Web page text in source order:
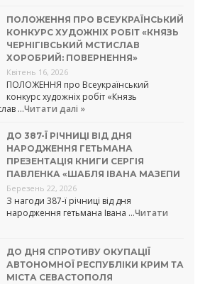
ПОЛОЖЕННЯ ПРО ВСЕУКРАЇНСЬКИЙ
КОНКУРС ХУДОЖНІХ РОБІТ «КНЯЗЬ
ЧЕРНІГІВСЬКИЙ МСТИСЛАВ
ХОРОБРИЙ: ПОВЕРНЕННЯ»
Квітень 16, 2026
ПОЛОЖЕННЯ про Всеукраїнський
конкурс художніх робіт «Князь
…Читати далі »
ДО 387-Ї РІЧНИЦІ ВІД ДНЯ
НАРОДЖЕННЯ ГЕТЬМАНА
ПРЕЗЕНТАЦІЯ КНИГИ СЕРГІЯ
ПАВЛЕНКА «ШАБЛЯ ІВАНА МАЗЕПИ
Березень 22, 2026
З нагоди 387-ї річниці від дня
народження гетьмана Івана …Читати
ДО ДНЯ СПРОТИВУ ОКУПАЦІЇ
АВТОНОМНОЇ РЕСПУБЛІКИ КРИМ ТА
МІСТА СЕВАСТОПОЛЯ